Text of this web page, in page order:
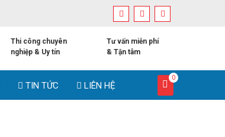
Thi công chuyên
nghiệp & Uy tín
Tư vấn miễn phí
& Tận tâm
TIN TỨC LIÊN HỆ
0